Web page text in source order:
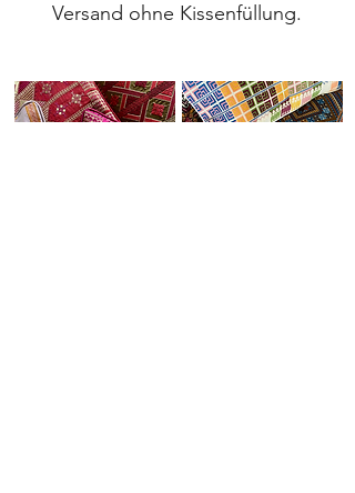
Versand ohne Kissenfüllung.